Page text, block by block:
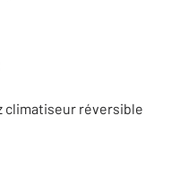
climatiseur réversible